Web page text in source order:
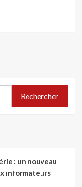
Rechercher
: un nouveau
informateurs